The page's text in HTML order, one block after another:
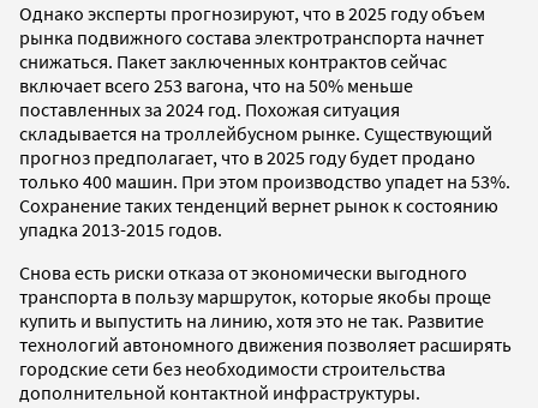
Однако эксперты прогнозируют, что в 2025 году объем
рынка подвижного состава электротранспорта начнет
снижаться. Пакет заключенных контрактов сейчас
включает всего 253 вагона, что на 50% меньше
поставленных за 2024 год. Похожая ситуация
складывается на троллейбусном рынке. Существующий
прогноз предполагает, что в 2025 году будет продано
только 400 машин. При этом производство упадет на 53%.
Сохранение таких тенденций вернет рынок к состоянию
упадка 2013-2015 годов.
Снова есть риски отказа от экономически выгодного
транспорта в пользу маршруток, которые якобы проще
купить и выпустить на линию, хотя это не так. Развитие
технологий автономного движения позволяет расширять
городские сети без необходимости строительства
дополнительной контактной инфраструктуры.